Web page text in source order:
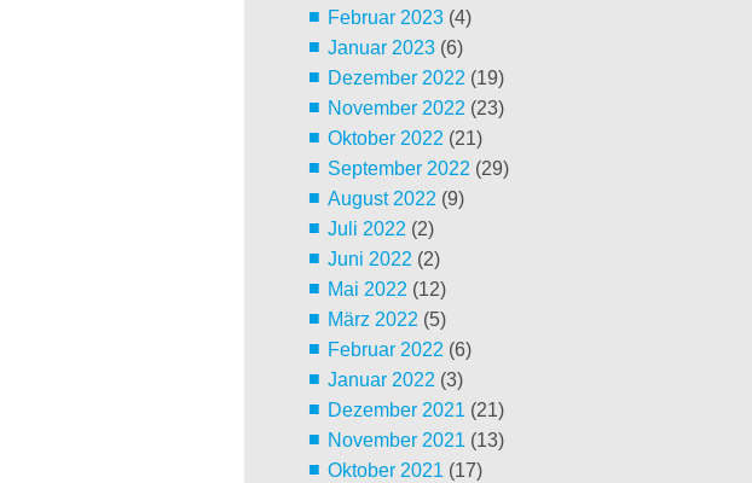
Februar 2023(4)
Januar 2023(6)
Dezember 2022 (19)
November 2022 (23)
Oktober 2022 (21)
September 2022 (29)
August 2022 (9)
Juli 2022 (2)
Juni 2022 (2)
Mai 2022 (12)
März 2022 (5)
Februar 2022 (6)
Januar 2022 (3)
Dezember 2021 (21)
November 2021 (13)
Oktober 2021 (17)